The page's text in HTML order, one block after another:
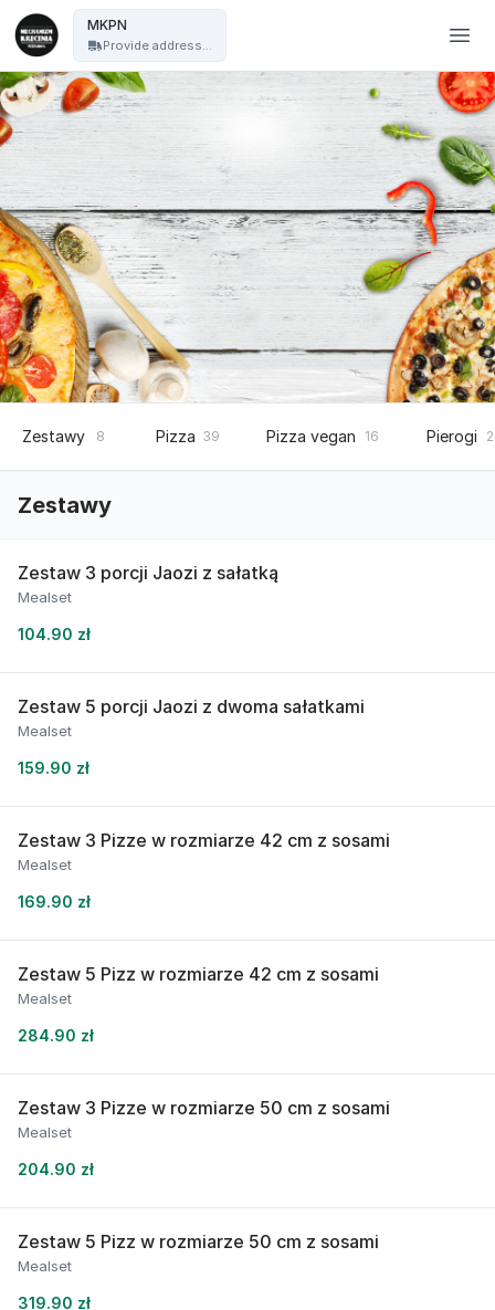
MKPN
Provide address...
Zestawy 8 Pizza 39 Pizza vegan 16 Pierogi
Zestawy
Zestaw 3 porcji Jaozi z sałatką
Mealset
104.90 zł
Zestaw 5 porcji Jaozi z dwoma sałatkami
Mealset
159.90 zł
Zestaw 3 Pizze w rozmiarze 42 cm z sosami
Mealset
169.90 zł
Zestaw 5 Pizz w rozmiarze 42 cm z sosami
Mealset
284.90 zł
Zestaw 3 Pizze w rozmiarze 50 cm z sosami
Mealset
204.90 zł
Zestaw 5 Pizz w rozmiarze 50 cm z sosami
Mealset
319.90 zł